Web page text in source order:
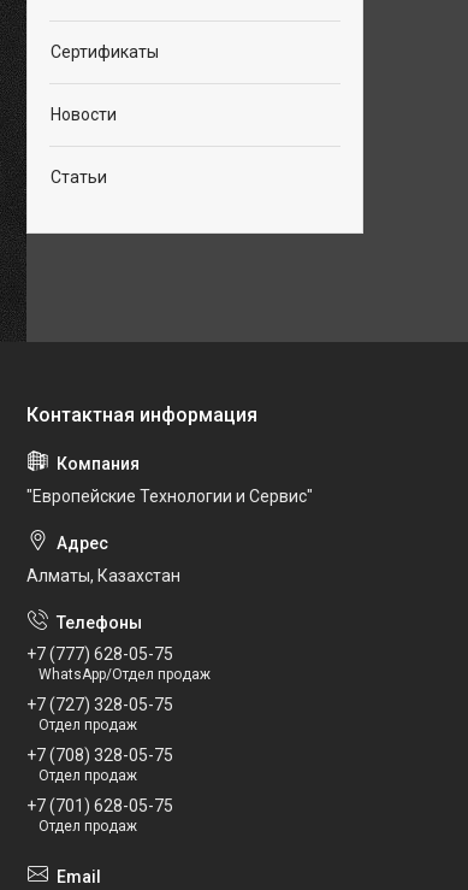
Сертификаты
Новости
Статьи
"Европейские Технологии и Сервис"
Алматы, Казахстан
+7 (777) 628-05-75
WhatsApp/Отдел продаж
+7 (727) 328-05-75
Отдел продаж
+7 (708) 328-05-75
Отдел продаж
+7 (701) 628-05-75
Отдел продаж